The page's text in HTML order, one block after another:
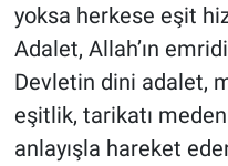
yoksa herkese eşit
Adalet, Allah’ın
Devletin dini adalet,
eşitlik, tarikatı
anlayışla hareket